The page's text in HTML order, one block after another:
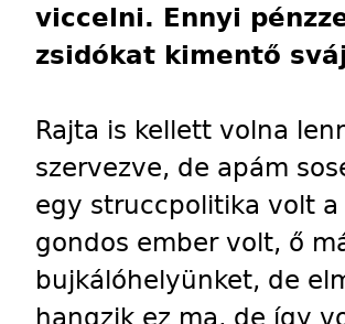
viccelni. Ennyi
zsidókat kimentő
Rajta is kellett volna
szervezve, de apám
egy struccpolitika volt
gondos ember volt, ő
bujkálóhelyünket, de
hangzik ez ma, de így